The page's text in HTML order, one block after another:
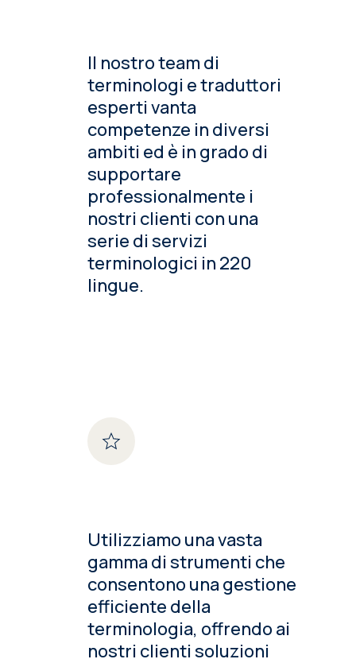
Il nostro team di
terminologi e traduttori
esperti vanta
competenze in diversi
ambiti ed è in grado di
supportare
professionalmente i
nostri clienti con una
serie di servizi
terminologici in 220
lingue.
Utilizziamo una vasta
gamma di strumenti che
consentono una gestione
efficiente della
terminologia, offrendo ai
nostri clienti soluzioni